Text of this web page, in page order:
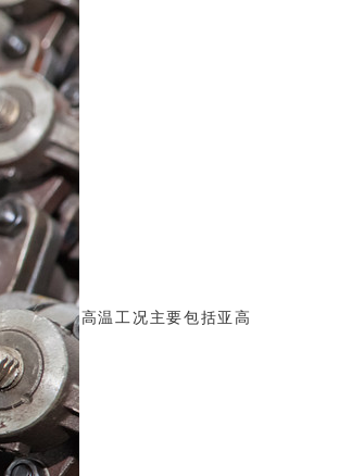
高温工况主要包括亚高